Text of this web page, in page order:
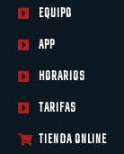
EQUIPO
APP
HORARIOS
TARIFAS
TIENDA ONLINE